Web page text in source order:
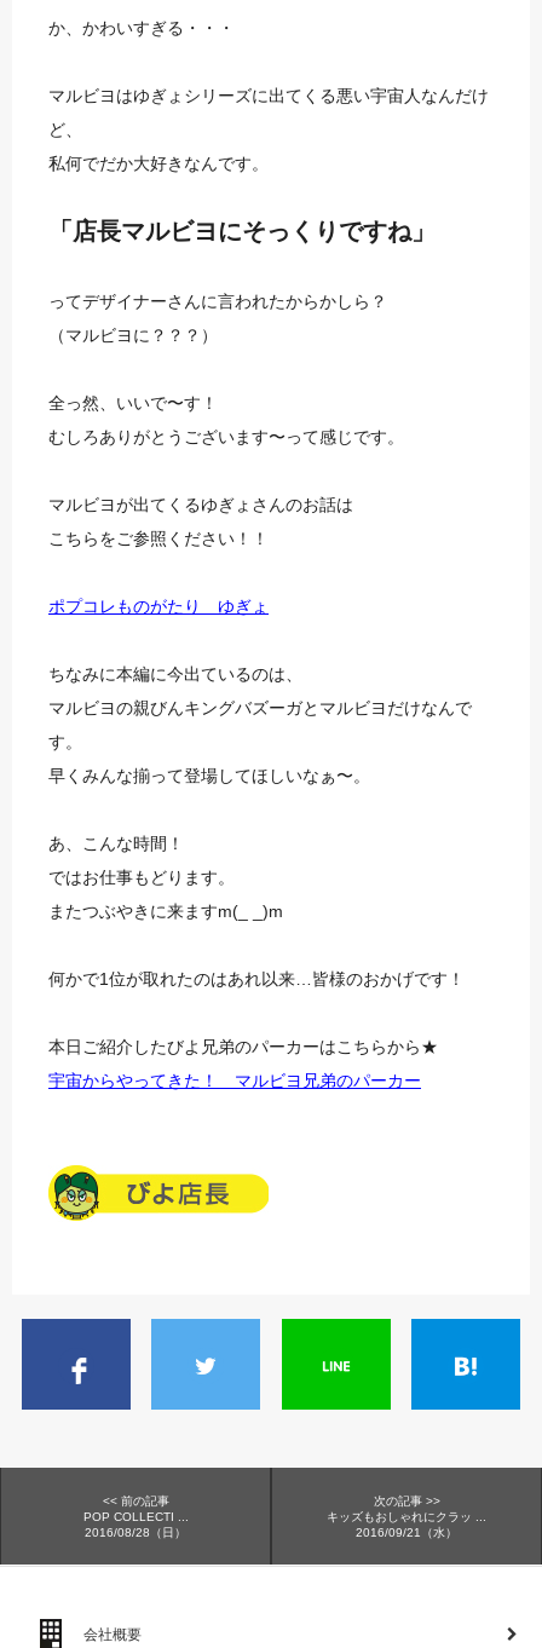
か、かわいすぎる・・・
マルビヨはゆぎょシリーズに出てくる悪い宇宙人なんだけ
ど、
私何でだか大好きなんです。
「店長マルビヨにそっくりですね」
ってデザイナーさんに言われたからかしら？
（マルビヨに？？？）
全っ然、いいで〜す！
むしろありがとうございます〜って感じです。
マルビヨが出てくるゆぎょさんのお話は
こちらをご参照ください！！
ポプコレものがたり ゆぎょ
ちなみに本編に今出ているのは、
マルビヨの親びんキングバズーガとマルビヨだけなんで
す。
早くみんな揃って登場してほしいなぁ〜。
あ、こんな時間！
ではお仕事もどります。
またつぶやきに来ますm(_ _)m
何かで1位が取れたのはあれ以来…皆様のおかげです！
本日ご紹介したびよ兄弟のパーカーはこちらから★
宇宙からやってきた！ マルビヨ兄弟のパーカー
<< 前の記事
POP COLLECTI ...
2016/08/28（日）
次の記事 >>
キッズもおしゃれにクラッ ...
2016/09/21（水）
会社概要